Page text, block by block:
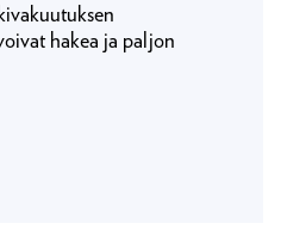
hakea ja paljon